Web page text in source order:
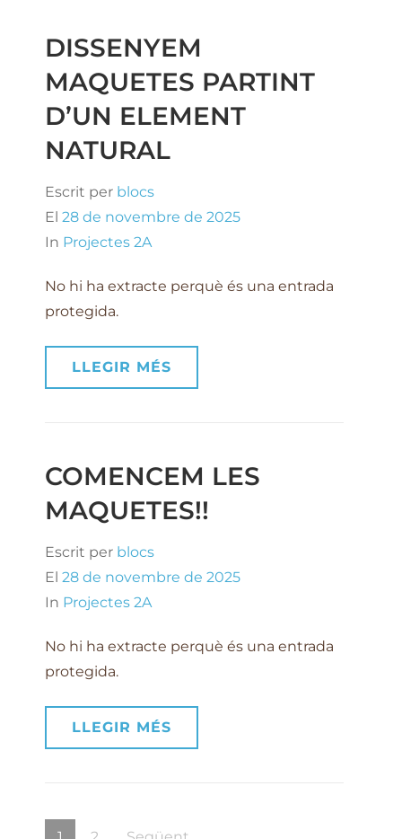
DISSENYEM
MAQUETES PARTINT
D’UN ELEMENT
NATURAL
Escrit per blocs
El 28 de novembre de 2025
In Projectes 2A
No hi ha extracte perquè és una entrada
protegida.
LLEGIR MÉS
COMENCEM LES
MAQUETES!!
Escrit per blocs
El 28 de novembre de 2025
In Projectes 2A
No hi ha extracte perquè és una entrada
protegida.
LLEGIR MÉS
Navegació